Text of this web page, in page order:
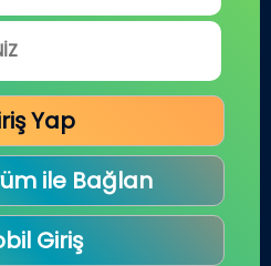
Yap
ile Bağlan
Giriş